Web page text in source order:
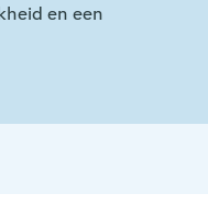
en een